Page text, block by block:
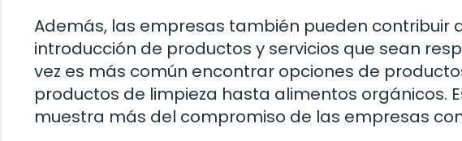
Además, las empresas también pueden contribuir
introducción de productos y servicios que sean
vez es más común encontrar opciones de
productos de limpieza hasta alimentos orgánicos.
muestra más del compromiso de las empresas